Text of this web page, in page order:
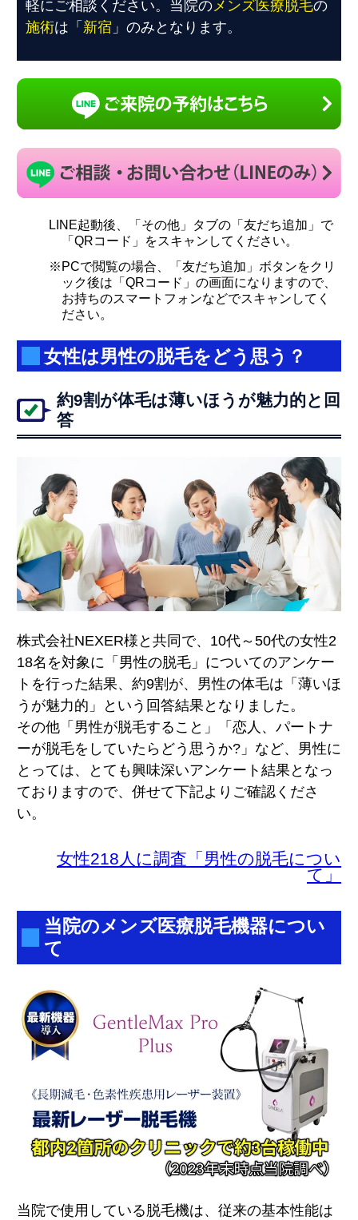
軽にご相談ください。当院のメンズ医療脱毛の
施術は「 新宿 」のみとなります。
LINE起動後、「その他」タブの「友だち追加」で
「QRコード」をスキャンしてください。
※PCで閲覧の場合、「友だち追加」ボタンをクリ
ック後は「QRコード」の画面になりますので、
お持ちのスマートフォンなどでスキャンしてく
ださい。
女性は男性の脱毛をどう思う？
約9割が体毛は薄いほうが魅力的と回
答
株式会社NEXER様と共同で、10代～50代の女性2
18名を対象に「男性の脱毛」についてのアンケー
トを行った結果、約9割が、男性の体毛は「薄いほ
うが魅力的」という回答結果となりました。
その他「男性が脱毛すること」「恋人、パートナ
ーが脱毛をしていたらどう思うか?」など、男性に
とっては、とても興味深いアンケート結果となっ
ておりますので、併せて下記よりご確認くださ
い。
女性218人に調査「男性の脱毛につい
て」
当院のメンズ医療脱毛機器につい
て
当院で使用している脱毛機は、従来の基本性能は